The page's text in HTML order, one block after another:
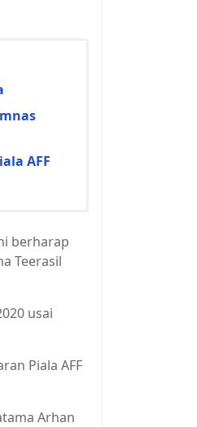
AFF
berharap
Teerasil
usai
Piala AFF
Arhan